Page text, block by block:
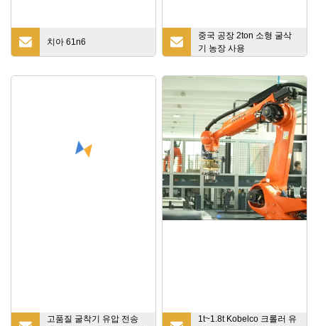
치아 61n6
중국 공장 2ton 소형 굴삭
기 농장 사용
고품질 굴착기 유압 전송
1t~1.8t Kobelco 크롤러 유